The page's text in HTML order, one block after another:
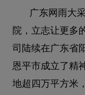
广东网雨大
院，立志让更多
司陆续在广东省
恩平市成立了精
地超四万平方米